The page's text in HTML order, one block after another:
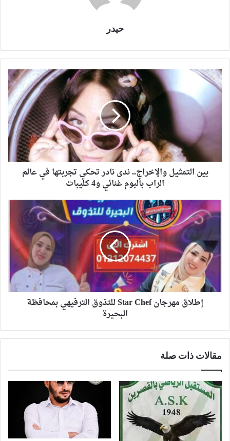
حيدر
بين التمثيل والإخراج.. ندى نادر تحكي تجربتها في عالم
الراب بألبوم غنائي و4 كليبات
إطلاق مهرجان Star Chef للتذوق الترفيهي بمحافظة
البحيرة
مقالات ذات صلة